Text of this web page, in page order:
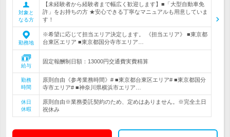
対象と
なる方
【未経験者から経験者まで幅広く歓迎します】■「大型自動車免
許」をお持ちの方 ★安心できる丁寧なマニュアルも用意していま
す！
勤務地
※希望に応じて担当エリア決定します。 《担当エリア》 ■東京都
台東区エリア ■東京都国分寺市エリア…
給与
固定報酬制日額：13000円交通費実費精算
勤務
時間
原則自由《参考業務時間》# ■東京都台東区エリア# ■東京都国分
寺市エリア# ■神奈川県横浜市エリア…
休日
休暇
原則自由※業務委託契約のため、定めはありません。※完全土日
祝休み